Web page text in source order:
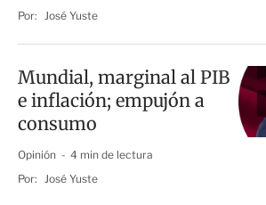
Por: José Yuste
Mundial, marginal al PIB
e inflación; empujón a
consumo
Opinión
4 min de lectura
Por: José Yuste